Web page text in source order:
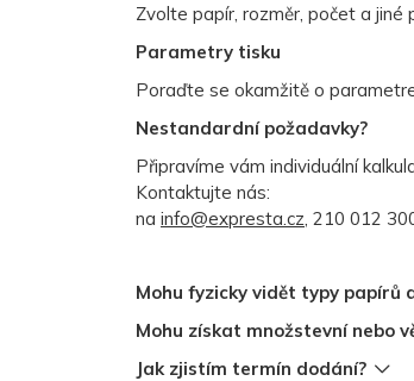
Zvolte papír, rozměr, počet a
Parametry tisku
Poraďte se okamžitě o
Nestandardní požadavky?
Připravíme vám individuální
Kontaktujte nás:
na info@expresta.cz , 210 012
Mohu fyzicky vidět typy papírů
Mohu získat množstevní nebo
Jak zjistím termín dodání?